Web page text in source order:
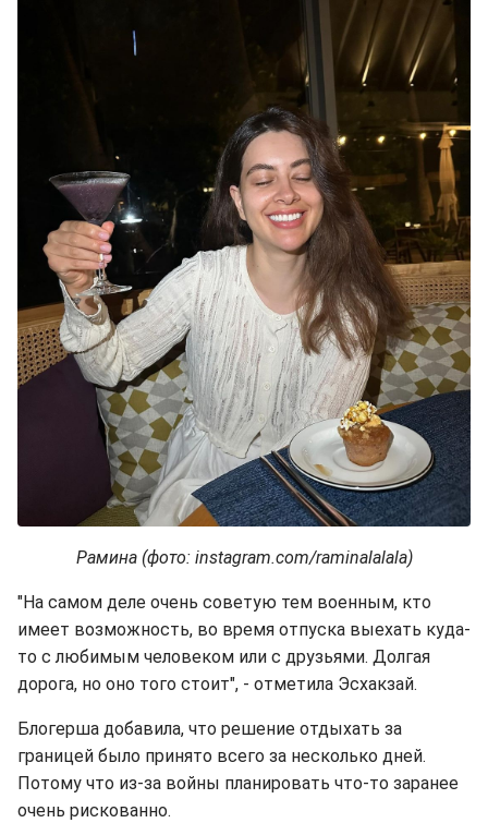
Рамина (фото: instagram.com/raminalalala)
"На самом деле очень советую тем военным, кто
имеет возможность, во время отпуска выехать куда-
то с любимым человеком или с друзьями. Долгая
дорога, но оно того стоит", - отметила Эсхакзай.
Блогерша добавила, что решение отдыхать за
границей было принято всего за несколько дней.
Потому что из-за войны планировать что-то заранее
очень рискованно.